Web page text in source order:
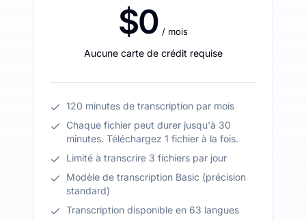
$0 / mois
Aucune carte de crédit requise
120 minutes de transcription par mois
Chaque fichier peut durer jusqu'à 30
minutes. Téléchargez 1 fichier à la fois.
Limité à transcrire 3 fichiers par jour
Modèle de transcription Basic (précision
standard)
Transcription disponible en 63 langues